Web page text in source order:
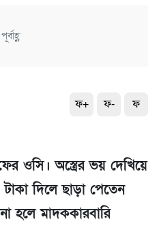
ফ+ ফ- ফ
ওসি। অস্ত্রের ভয় দেখিয়ে
দিলে ছাড়া পেতেন
হলে মাদককারবারি